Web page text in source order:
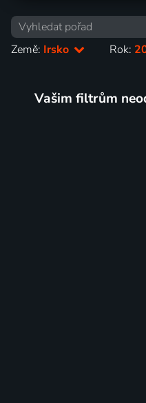
Země: Irsko Rok:
Vašim filtrům